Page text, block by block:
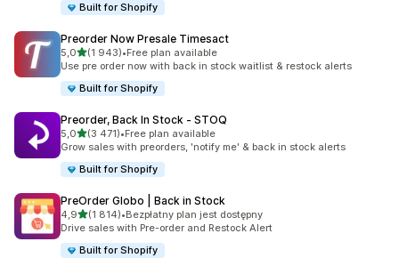
Built for Shopify
Preorder Now Presale Timesact
5,0na 5 gwiazdek
(1 943)
Łączna liczba recenzji: 1943
•Free plan available
Use pre order now with back in stock waitlist & restock alerts
Built for Shopify
Preorder, Back In Stock ‑ STOQ
5,0na 5 gwiazdek
(3 471)
Łączna liczba recenzji: 3471
•Free plan available
Grow sales with preorders, 'notify me' & back in stock alerts
Built for Shopify
PreOrder Globo | Back in Stock
4,9na 5 gwiazdek
(1 814)
Łączna liczba recenzji: 1814
•Bezpłatny plan jest dostępny
Drive sales with Pre-order and Restock Alert
Built for Shopify